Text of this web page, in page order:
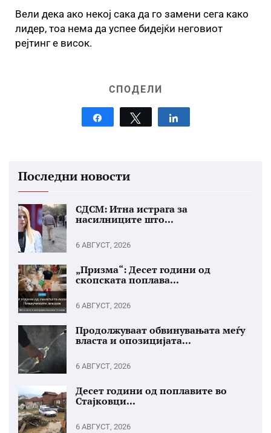
Вели дека ако некој сака да го замени сега како
лидер, тоа нема да успее бидејќи неговиот
рејтинг е висок.
СПОДЕЛИ
Tweet
Последни новости
СДСМ: Итна истрага за
насилниците што...
6 АВГУСТ, 2026
„Призма“: Десет години од
скопската поплава...
6 АВГУСТ, 2026
Продолжуваат обвинувањата меѓу
власта и опозицијата...
6 АВГУСТ, 2026
Десет години од поплавите во
Стајковци...
6 АВГУСТ, 2026